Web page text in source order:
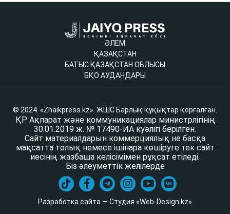
ӘЛЕМ
ҚАЗАҚСТАН
БАТЫС ҚАЗАҚСТАН ОБЛЫСЫ
БҚО АУДАНДАРЫ
© 2024. «Zhaikpress.kz». ЖШС Барлық құқықтар қорғалған.
ҚР Ақпарат және коммуникациялар министрлігінің
30.01.2019 ж. № 17490-ИА куәлігі берілген.
Сайт материалдарын коммерциялық не басқа
мақсатта толық немесе ішінара көшіруге тек сайт
иесінің жазбаша келісімімен рұқсат етіледі.
Біз әлеуметтік желілерде
Разработка сайта — Студия «Web-Design.kz»